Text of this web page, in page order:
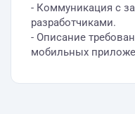
- Коммуникация с
разработчиками.
- Описание
мобильных